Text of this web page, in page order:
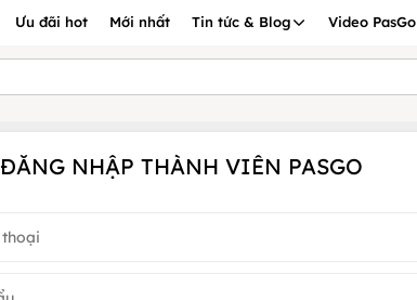
Ưu đãi hot Mới nhất Tin tức & Blog Video PasGo
ĐĂNG NHẬP THÀNH VIÊN PASGO